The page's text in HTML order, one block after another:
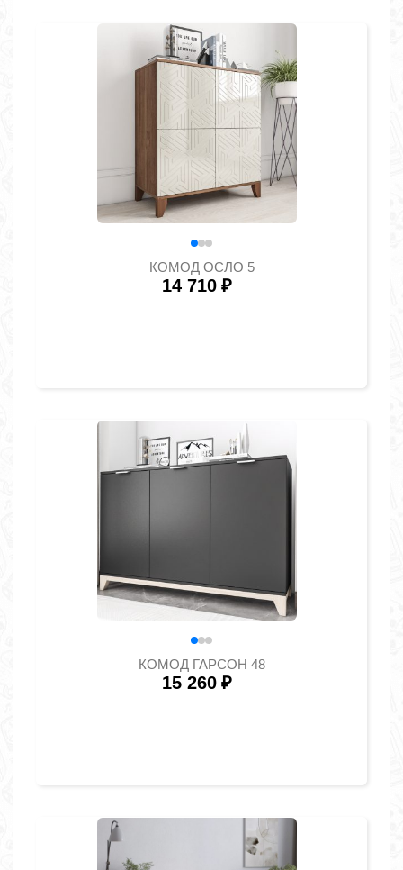
КОМОД ОСЛО 5
14 710 ₽
КОМОД ГАРСОН 48
15 260 ₽